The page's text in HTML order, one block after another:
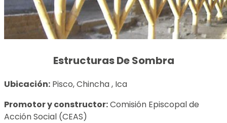
Estructuras De Sombra
Ubicación: Pisco, Chincha , Ica
Promotor y constructor:Comisión Episcopal de
Acción Social (CEAS)